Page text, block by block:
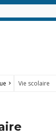
Vie scolaire